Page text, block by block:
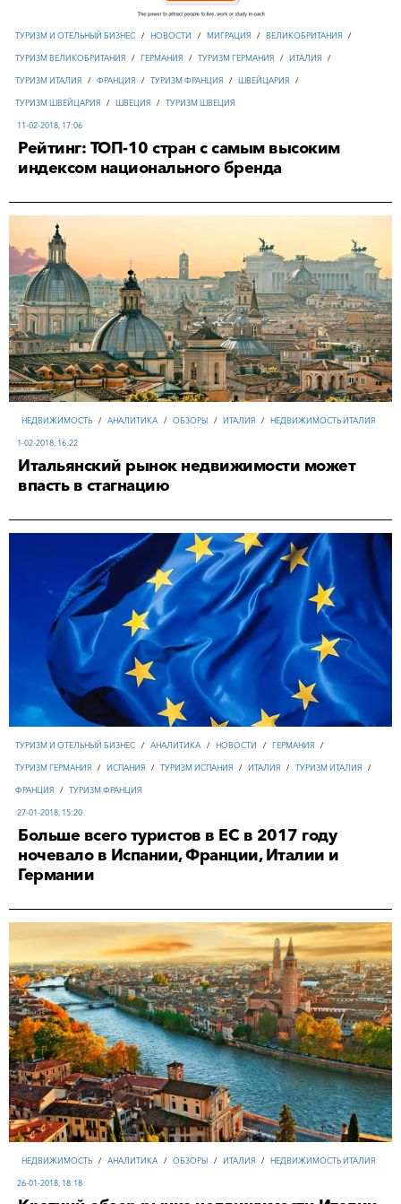
ТУРИЗМ И ОТЕЛЬНЫЙ БИЗНЕС / НОВОСТИ / МИГРАЦИЯ / ВЕЛИКОБРИТАНИЯ /
ТУРИЗМ ВЕЛИКОБРИТАНИЯ / ГЕРМАНИЯ / ТУРИЗМ ГЕРМАНИЯ / ИТАЛИЯ /
ТУРИЗМ ИТАЛИЯ / ФРАНЦИЯ / ТУРИЗМ ФРАНЦИЯ / ШВЕЙЦАРИЯ /
ТУРИЗМ ШВЕЙЦАРИЯ / ШВЕЦИЯ / ТУРИЗМ ШВЕЦИЯ
11-02-2018, 17:06
Рейтинг: ТОП-10 стран с самым высоким
индексом национального бренда
НЕДВИЖИМОСТЬ / АНАЛИТИКА / ОБЗОРЫ / ИТАЛИЯ / НЕДВИЖИМОСТЬ ИТАЛИЯ
1-02-2018, 16:22
Итальянский рынок недвижимости может
впасть в стагнацию
ТУРИЗМ И ОТЕЛЬНЫЙ БИЗНЕС / АНАЛИТИКА / НОВОСТИ / ГЕРМАНИЯ /
ТУРИЗМ ГЕРМАНИЯ / ИСПАНИЯ / ТУРИЗМ ИСПАНИЯ / ИТАЛИЯ / ТУРИЗМ ИТАЛИЯ /
ФРАНЦИЯ / ТУРИЗМ ФРАНЦИЯ
27-01-2018, 15:20
Больше всего туристов в ЕС в 2017 году
ночевало в Испании, Франции, Италии и
Германии
НЕДВИЖИМОСТЬ / АНАЛИТИКА / ОБЗОРЫ / ИТАЛИЯ / НЕДВИЖИМОСТЬ ИТАЛИЯ
26-01-2018, 18:18